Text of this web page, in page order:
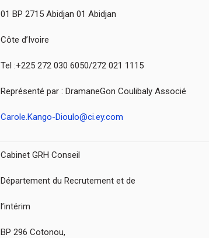
01 BP 2715 Abidjan 01 Abidjan
Côte d’Ivoire
Tel :+225 272 030 6050/272 021 1115
Représenté par : DramaneGon Coulibaly Associé
Carole.Kango-Dioulo@ci.ey.com
Cabinet GRH Conseil
Département du Recrutement et de
l’intérim
BP 296 Cotonou,